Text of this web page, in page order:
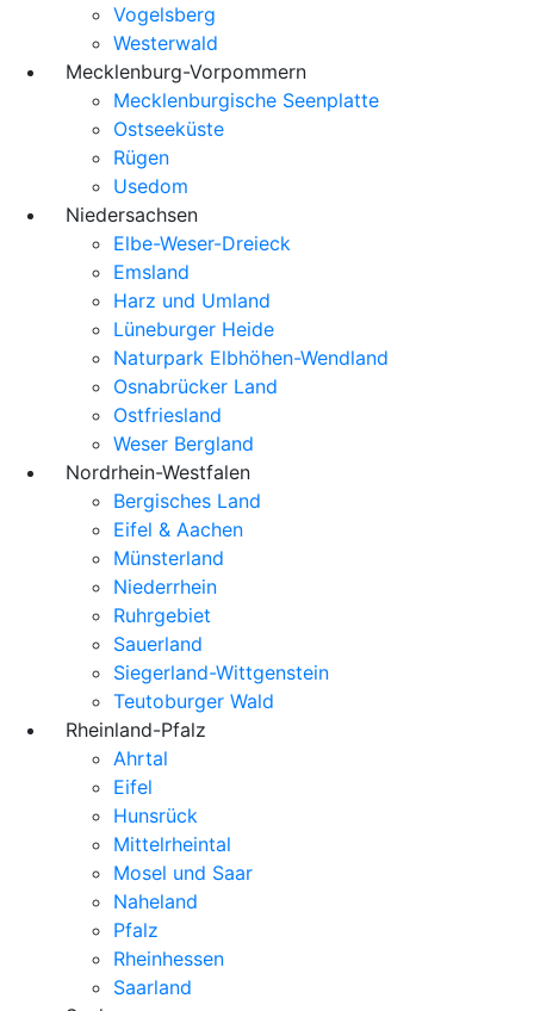
Vogelsberg
Westerwald
Mecklenburg-Vorpommern
Mecklenburgische Seenplatte
Ostseeküste
Rügen
Usedom
Niedersachsen
Elbe-Weser-Dreieck
Emsland
Harz und Umland
Lüneburger Heide
Naturpark Elbhöhen-Wendland
Osnabrücker Land
Ostfriesland
Weser Bergland
Nordrhein-Westfalen
Bergisches Land
Eifel & Aachen
Münsterland
Niederrhein
Ruhrgebiet
Sauerland
Siegerland-Wittgenstein
Teutoburger Wald
Rheinland-Pfalz
Ahrtal
Eifel
Hunsrück
Mittelrheintal
Mosel und Saar
Naheland
Pfalz
Rheinhessen
Saarland